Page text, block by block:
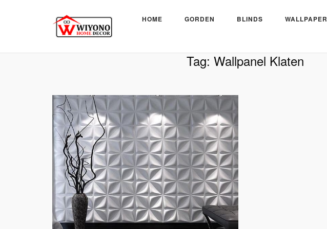
HOME GORDEN BLINDS WALLPAPER
Beranda»Wallpanel Klaten
Tag: Wallpanel Klaten